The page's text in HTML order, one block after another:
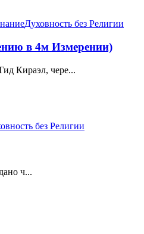
Духовность без Религии
в 4м Измерении)
Кираэл, чере...
без Религии
ч...